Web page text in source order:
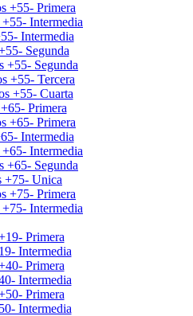
+55- Primera
Intermedia
Intermedia
Segunda
+55- Segunda
+55- Tercera
+55- Cuarta
Primera
+65- Primera
Intermedia
Intermedia
+65- Segunda
+75- Unica
+75- Primera
Intermedia
Primera
Intermedia
Primera
Intermedia
Primera
Intermedia